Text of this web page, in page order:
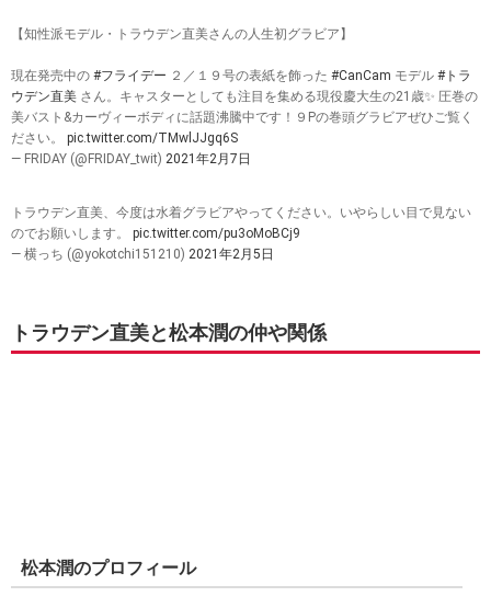
【知性派モデル・トラウデン直美さんの人生初グラビア】
現在発売中の #フライデー ２／１９号の表紙を飾った #CanCam モデル #トラ
ウデン直美 さん。キャスターとしても注目を集める現役慶大生の21歳✨ 圧巻の
美バスト&カーヴィーボディに話題沸騰中です！９Pの巻頭グラビアぜひご覧く
ださい。 pic.twitter.com/TMwlJJgq6S
— FRIDAY (@FRIDAY_twit) 2021年2月7日
トラウデン直美、今度は水着グラビアやってください。いやらしい目で見ない
のでお願いします。 pic.twitter.com/pu3oMoBCj9
— 横っち (@yokotchi151210) 2021年2月5日
トラウデン直美と松本潤の仲や関係
松本潤のプロフィール